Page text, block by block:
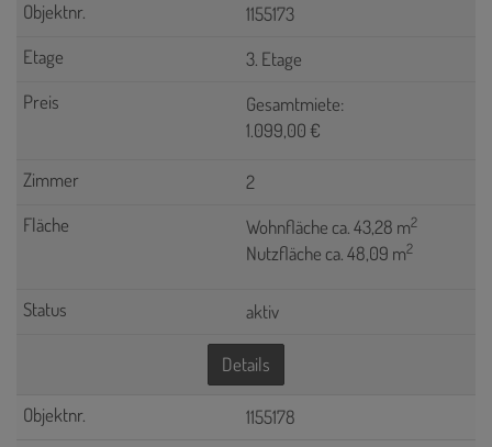
1155173
3. Etage
Gesamtmiete:
1.099,00 €
2
Wohnfläche ca. 43,28 m2
Nutzfläche ca. 48,09 m2
aktiv
Details
1155178